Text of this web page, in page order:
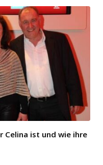
Celina ist und wie ihre